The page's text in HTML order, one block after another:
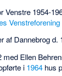
Venstre 1954-
Venstreforening
af Dannebrog d.
med Ellen
i 1964 hus